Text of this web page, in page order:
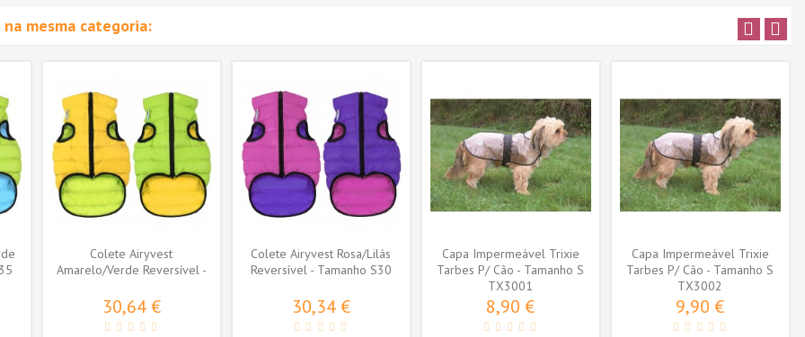
mesma categoria:
Colete Airyvest
Amarelo/Verde Reversível -
30,64 €
Colete Airyvest Rosa/Lilás
Reversível - Tamanho S30
30,34 €
Capa Impermeável Trixie
Tarbes P/ Cão - Tamanho S
(34cm)...
TX3001
8,90 €
Capa Impermeável Trixie
Tarbes P/ Cão - Tamanho S
(38cm)...
TX3002
9,90 €